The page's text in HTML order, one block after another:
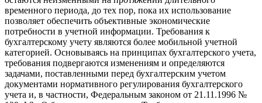
временного периода, до тех пор, пока их использование
позволяет обеспечить объективные экономические
потребности в учетной информации. Требования к
бухгалтерскому учету являются более мобильной учетной
категорией. Основываясь на принципах бухгалтерского учета,
требования подвергаются изменениям и определяются
задачами, поставленными перед бухгалтерским учетом
документами нормативного регулирования бухгалтерского
учета и, в частности, Федеральным законом от 21.11.1996 №